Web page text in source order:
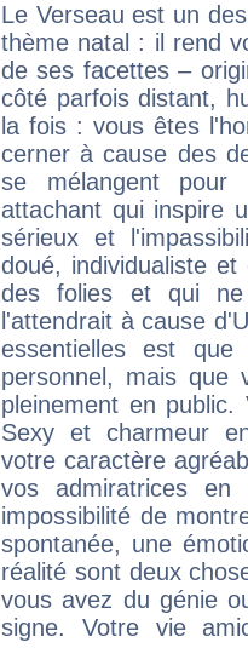
Le Verseau est un
thème natal : il rend
de ses facettes –
côté parfois distant,
la fois : vous êtes
cerner à cause des
se mélangent
attachant qui inspire
sérieux et
doué, individualiste
des folies et qui
l'attendrait à cause
essentielles est
personnel, mais que
pleinement en
Sexy et charmeur
votre caractère
vos admiratrices
impossibilité de
spontanée, une
réalité sont deux
vous avez du génie
signe. Votre vie